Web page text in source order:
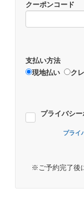
クーポンコード
支払い方法
現地払い
ク
プライバシ
プライ
※ご予約完了後